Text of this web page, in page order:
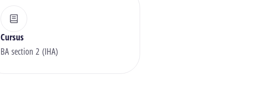
Cursus
BA section 2 (IHA)